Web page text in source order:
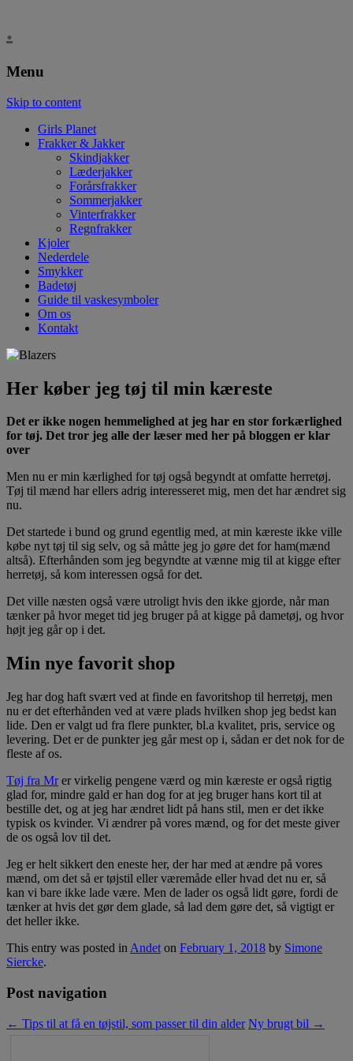
.
Menu
Skip to content
Girls Planet
Frakker & Jakker
Skindjakker
Læderjakker
Forårsfrakker
Sommerjakker
Vinterfrakker
Regnfrakker
Kjoler
Nederdele
Smykker
Badetøj
Guide til vaskesymboler
Om os
Kontakt
Her køber jeg tøj til min kæreste
Det er ikke nogen hemmelighed at jeg har en stor forkærlighed
for tøj. Det tror jeg alle der læser med her på bloggen er klar
over
Men nu er min kærlighed for tøj også begyndt at omfatte herretøj.
Tøj til mænd har ellers adrig interesseret mig, men det har ændret sig
nu.
Det startede i bund og grund egentlig med, at min kæreste ikke ville
købe nyt tøj til sig selv, og så måtte jeg jo gøre det for ham(mænd
altså). Efterhånden som jeg begyndte at vænne mig til at kigge efter
herretøj, så kom interessen også for det.
Det ville næsten også være utroligt hvis den ikke gjorde, når man
tænker på hvor meget tid jeg bruger på at kigge på dametøj, og hvor
højt jeg går op i det.
Min nye favorit shop
Jeg har dog haft svært ved at finde en favoritshop til herretøj, men
nu er det efterhånden ved at være plads hvilken shop jeg bedst kan
lide. Den er valgt ud fra flere punkter, bl.a kvalitet, pris, service og
levering. Det er de punkter jeg går mest op i, sådan er det nok for de
fleste af os.
Tøj fra Mrer virkelig pengene værd og min kæreste er også rigtig
glad for, mindre gald er han dog for at jeg bruger hans kort til at
bestille det, og at jeg har ændret lidt på hans stil, men er det ikke
typisk os kvinder. Vi ændrer på vores mænd, og for det meste giver
de os også lov til det.
Jeg er helt sikkert den eneste her, der har med at ændre på vores
mænd, om det så er tøjstil eller væremåde eller hvad det nu er, så
kan vi bare ikke lade være. Men de lader os også lidt gøre, fordi de
tænker at hvis det gør dem glade, så lad dem gøre det, så vigtigt er
det heller ikke.
This entry was posted in Andet on February 1, 2018 by Simone
Siercke.
Post navigation
← Tips til at få en tøjstil, som passer til din alder Ny brugt bil →